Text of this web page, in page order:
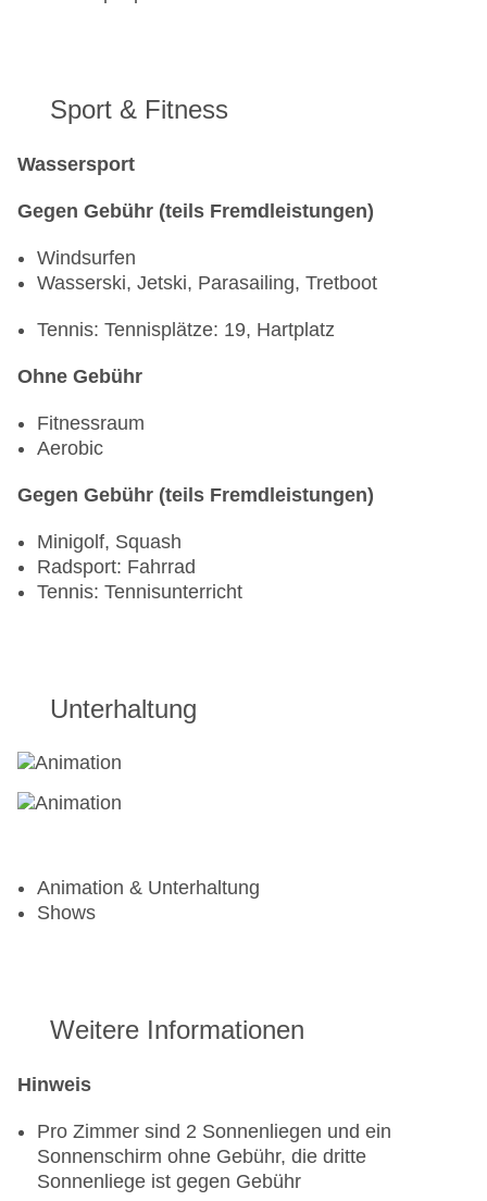
Sport & Fitness
Wassersport
Gegen Gebühr (teils Fremdleistungen)
Windsurfen
Wasserski, Jetski, Parasailing, Tretboot
Tennis: Tennisplätze: 19, Hartplatz
Ohne Gebühr
Fitnessraum
Aerobic
Gegen Gebühr (teils Fremdleistungen)
Minigolf, Squash
Radsport: Fahrrad
Tennis: Tennisunterricht
Unterhaltung
Animation & Unterhaltung
Shows
Weitere Informationen
Hinweis
Pro Zimmer sind 2 Sonnenliegen und ein
Sonnenschirm ohne Gebühr, die dritte
Sonnenliege ist gegen Gebühr